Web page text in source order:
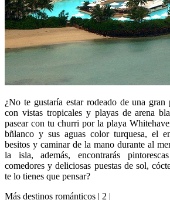
¿No te gustaría estar rodeado de una gran
con vistas tropicales y playas de arena
pasear con tu churri por la playa
bñlanco y sus aguas color turquesa, el
besitos y caminar de la mano durante al
la isla, además, encontrarás
comedores y deliciosas puestas de sol,
te lo tienes que pensar?
Más destinos románticos | 2 |